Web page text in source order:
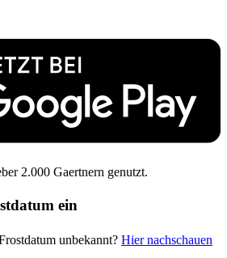
2.000 Gaertnern genutzt.
ein
unbekannt? Hier nachschauen